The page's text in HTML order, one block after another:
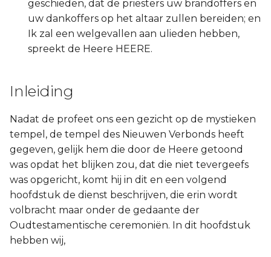
geschieden, dat de priesters uw brandoffers en
uw dankoffers op het altaar zullen bereiden; en
Ik zal een welgevallen aan ulieden hebben,
spreekt de Heere HEERE.
Inleiding
Nadat de profeet ons een gezicht op de mystieken
tempel, de tempel des Nieuwen Verbonds heeft
gegeven, gelijk hem die door de Heere getoond
was opdat het blijken zou, dat die niet tevergeefs
was opgericht, komt hij in dit en een volgend
hoofdstuk de dienst beschrijven, die erin wordt
volbracht maar onder de gedaante der
Oudtestamentische ceremoniën. In dit hoofdstuk
hebben wij,